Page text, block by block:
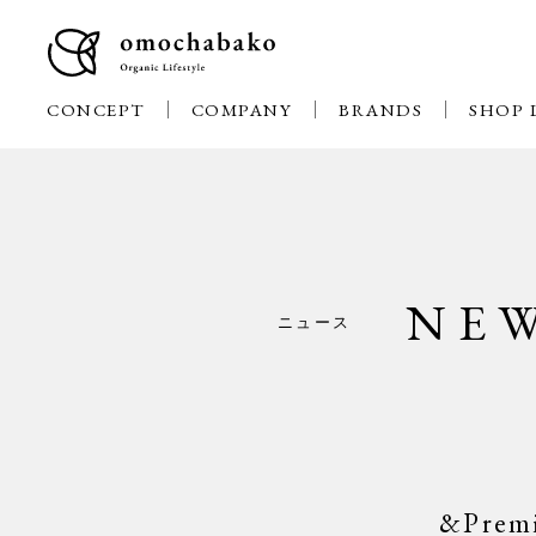
CONCEPT COMPANY BRANDS SHOP
ニュース